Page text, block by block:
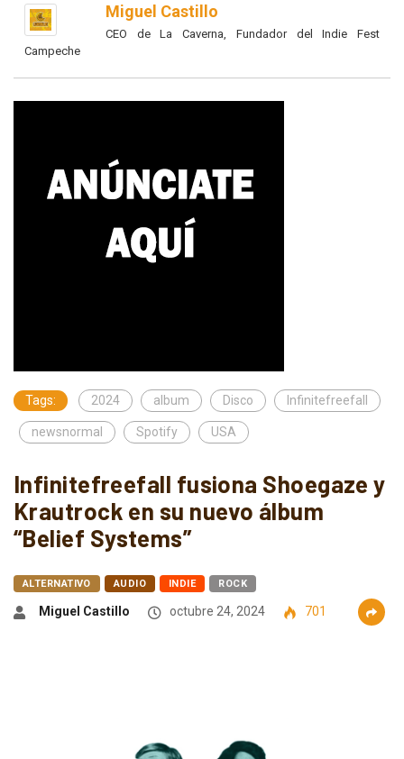
Miguel Castillo
CEO de La Caverna, Fundador del Indie Fest
Campeche
Tags: 2024 album Disco Infinitefreefall
newsnormal Spotify USA
Infinitefreefall fusiona Shoegaze y
Krautrock en su nuevo álbum
“Belief Systems”
ALTERNATIVO AUDIO INDIE ROCK
Miguel Castillo octubre 24, 2024 701